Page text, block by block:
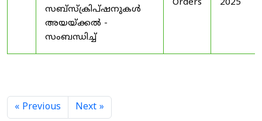
സബ്‌സ്‌ക്രിപ്‌ഷനുകൾ
അയയ്ക്കൽ -
സംബന്ധിച്ച്
Orders
2025
« Previous Next »